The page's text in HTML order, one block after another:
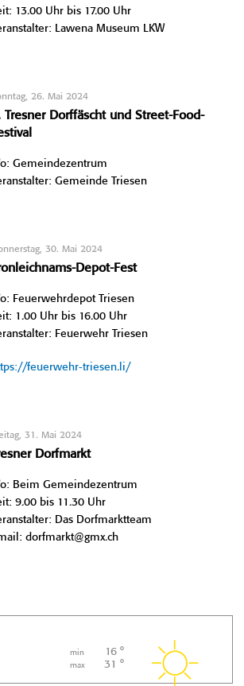
13.00 Uhr bis 17.00 Uhr
Lawena Museum LKW
26. Mai 2024
Tresner Dorffäscht und Street-Food-
Gemeindezentrum
Gemeinde Triesen
30. Mai 2024
Depot-Fest
Feuerwehrdepot Triesen
1.00 Uhr bis 16.00 Uhr
Feuerwehr Triesen
feuerwehr-triesen.li/
31. Mai 2024
Dorfmarkt
Beim Gemeindezentrum
9.00 bis 11.30 Uhr
Das Dorfmarktteam
dorfmarkt@gmx.ch
min 16 °
max 31 °